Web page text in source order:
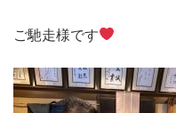
ご馳走様です